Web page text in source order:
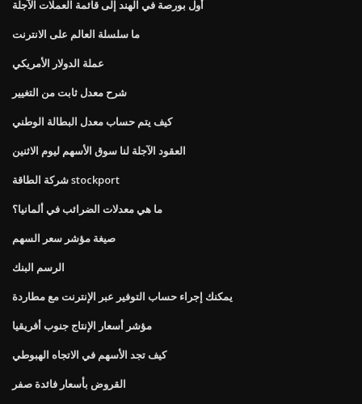
أول بورصة في الهند إلى قائمة العملات الآجلة
ما سلسلة العالم على الانترنت
عملة الدولار الأمريكي
شرح معدل ثابت من التغيير
كيف يتم حساب معدل البطالة الوطني
العقود الآجلة لنا سوق الأسهم ليوم الاثنين
شركة الطاقة stockport
ما هي معدلات الضرائب في ألمانيا؟
صيغة مؤشر سعر السهم
الرسم البنك
يمكنك إجراء حساب التوفير عبر الإنترنت مع مطاردة
مؤشر أسعار الإنتاج جنوب أفريقيا
كيف تجد الأسهم في الاتجاه الهبوطي
القروض بأسعار فائدة صفر